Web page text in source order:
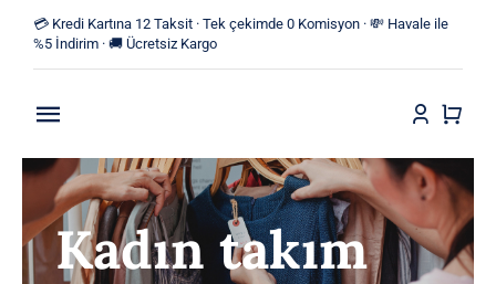
content
💳 Kredi Kartına 12 Taksit · Tek çekimde 0 Komisyon · 💸 Havale ile
%5 İndirim · 🚚 Ücretsiz Kargo
Toggle
Navigation
Anasayfa
Mağaza
Kadın takım